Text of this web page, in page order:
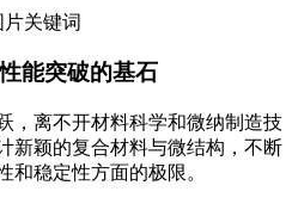
能突破的基石
，离不开材料科学和微纳制造技
新颖的复合材料与微结构，不断
和稳定性方面的极限。